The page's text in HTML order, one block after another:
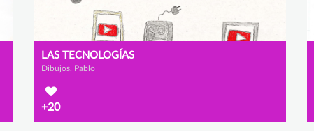
LAS TECNOLOGÍAS
Dibujos, Pablo
+20